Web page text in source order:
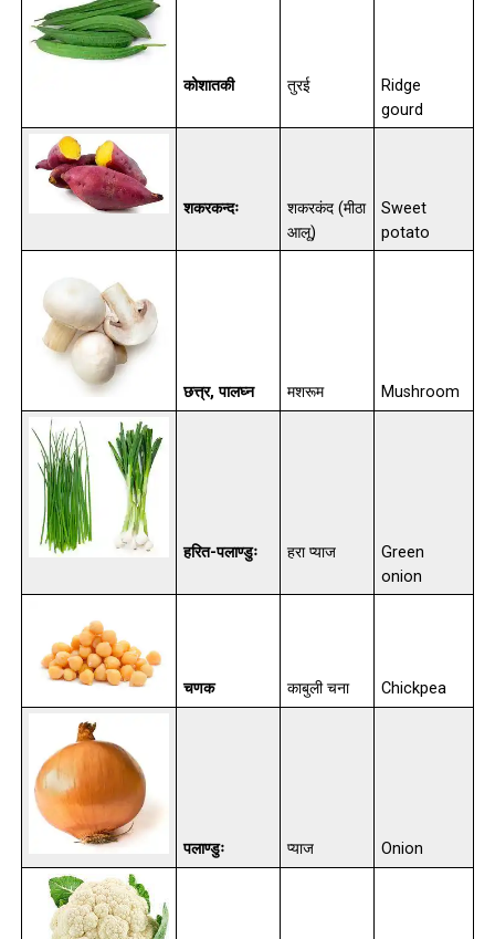
कोशातकी तुरई
Ridge
gourd
शकरकन्दः
शकरकंद (मीठा
आलू)
Sweet
potato
छत्त्र, पालघ्न मशरूम Mushroom
हरित-पलाण्डुः हरा प्याज
Green
onion
चणक काबुली चना Chickpea
पलाण्डुः प्याज Onion